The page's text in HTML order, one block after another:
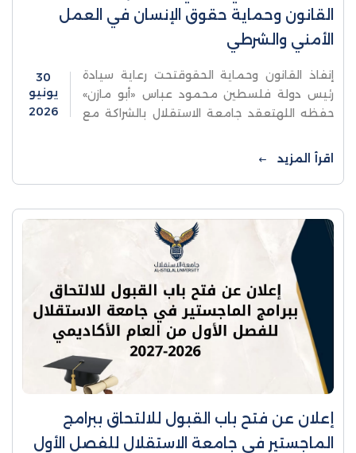
القانون وحماية حقوق الإنسان في العمل
الأمني والشرطي
إنفاذ القانون وحماية الحقوقتحت رعاية سيادة
رئيس دولة فلسطين محمود عباس «أبو مازن»
حفظه اللهتعقد جامعة الاستقلال بالشراكة مع
لحقوق الإنسانالمؤتمر العلمي الدولي
المحكمتعزيز
30
يونيو
2026
اقرأ المزيد
إعلان عن فتح باب القبول للالتحاق ببرامج
الماجستير في جامعة الاستقلال للفصل الأول